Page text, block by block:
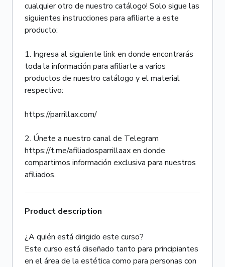
cualquier otro de nuestro catálogo! Solo sigue las
siguientes instrucciones para afiliarte a este
producto:
1. Ingresa al siguiente link en donde encontrarás
toda la información para afiliarte a varios
productos de nuestro catálogo y el material
respectivo:
https://parrillax.com/
2. Únete a nuestro canal de Telegram
https://t.me/afiliadosparrillaax en donde
compartimos información exclusiva para nuestros
afiliados.
Product description
¿A quién está dirigido este curso?
Este curso está diseñado tanto para principiantes
en el área de la estética como para personas con